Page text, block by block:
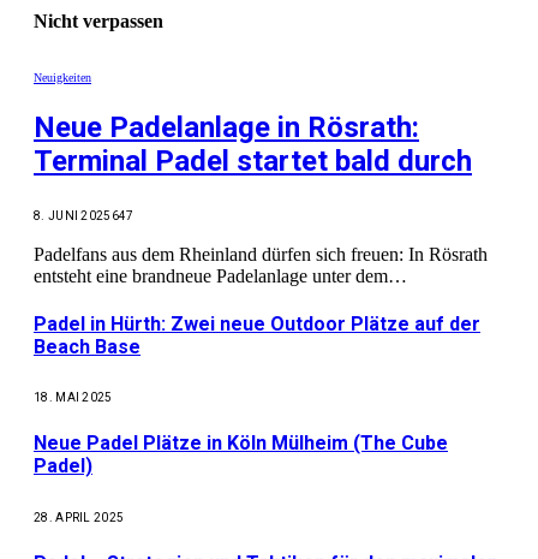
Nicht verpassen
Neuigkeiten
Neue Padelanlage in Rösrath:
Terminal Padel startet bald durch
8. JUNI 2025 647
Padelfans aus dem Rheinland dürfen sich freuen: In Rösrath
entsteht eine brandneue Padelanlage unter dem…
Padel in Hürth: Zwei neue Outdoor Plätze auf der
Beach Base
18. MAI 2025
Neue Padel Plätze in Köln Mülheim (The Cube
Padel)
28. APRIL 2025